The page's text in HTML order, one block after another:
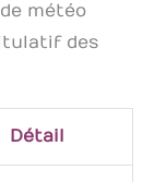
météo
des
Détail